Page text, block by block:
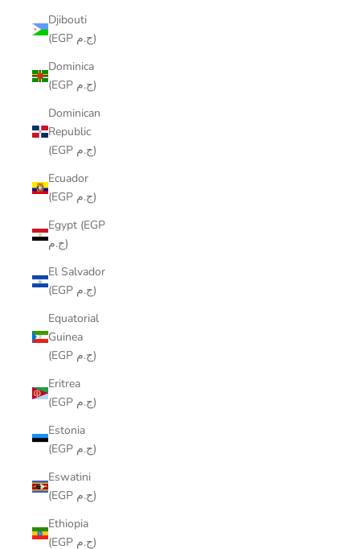
Djibouti
(EGP ج.م)
Dominica
(EGP ج.م)
Dominican
Republic
(EGP ج.م)
Ecuador
(EGP ج.م)
Egypt (EGP
ج.م)
El Salvador
(EGP ج.م)
Equatorial
Guinea
(EGP ج.م)
Eritrea
(EGP ج.م)
Estonia
(EGP ج.م)
Eswatini
(EGP ج.م)
Ethiopia
(EGP ج.م)